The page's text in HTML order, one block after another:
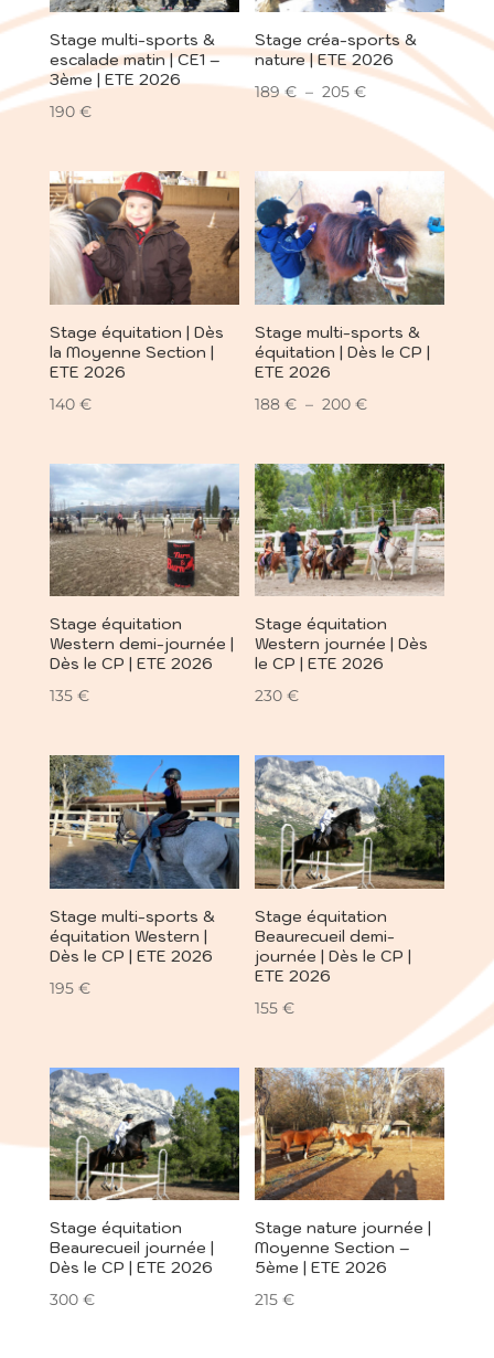
Stage multi-sports &
escalade matin | CE1 –
3ème | ETE 2026
190 €
Stage créa-sports &
nature | ETE 2026
189€ – 205€Plage
de
189 €
à
205 €
Stage équitation | Dès
la Moyenne Section |
ETE 2026
140 €
Stage multi-sports &
équitation | Dès le CP |
ETE 2026
188€ – 200€Plage
prix :
188 €
à
200 €
Stage équitation
Western demi-journée |
Dès le CP | ETE 2026
135 €
Stage équitation
Western journée | Dès
le CP | ETE 2026
230€
Stage multi-sports &
équitation Western |
Dès le CP | ETE 2026
195 €
Stage équitation
Beaurecueil demi-
journée | Dès le CP |
ETE 2026
155€
Stage équitation
Beaurecueil journée |
Dès le CP | ETE 2026
300 €
Stage nature journée |
Moyenne Section –
5ème | ETE 2026
215€